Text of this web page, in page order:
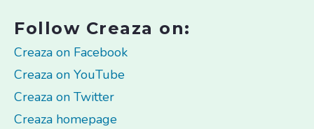
Follow Creaza on:
Creaza on Facebook
Creaza on YouTube
Creaza on Twitter
Creaza homepage